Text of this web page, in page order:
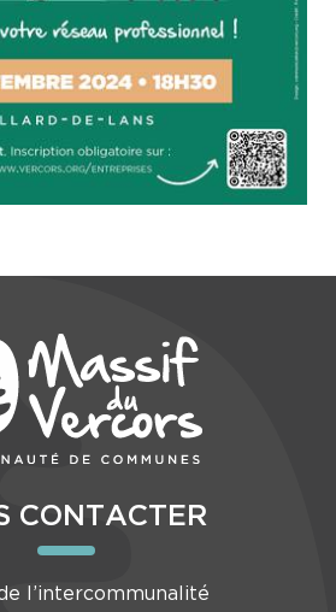
CONTACTER
l’intercommunalité